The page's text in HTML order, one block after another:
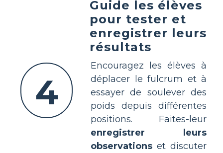
4
Guide les élèves
pour tester et
enregistrer leurs
résultats
Encouragez les élèves à
déplacer le fulcrum et à
essayer de soulever des
poids depuis différentes
positions. Faites-leur
enregistrer leurs
observations et discuter